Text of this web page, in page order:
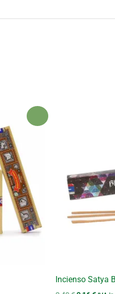
¡Oferta!
Incienso Satya